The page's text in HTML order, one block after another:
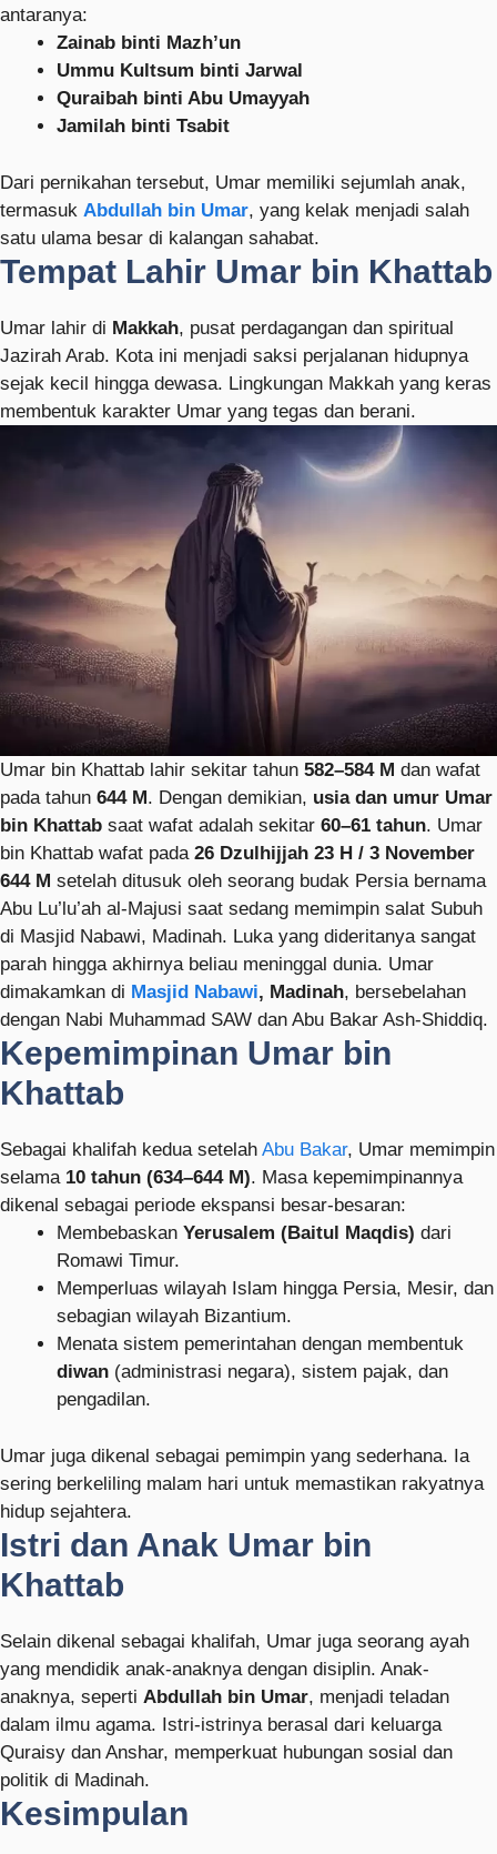
antaranya:
Zainab binti Mazh’un
Ummu Kultsum binti Jarwal
Quraibah binti Abu Umayyah
Jamilah binti Tsabit
Dari pernikahan tersebut, Umar memiliki sejumlah anak,
termasuk Abdullah bin Umar, yang kelak menjadi salah
satu ulama besar di kalangan sahabat.
Tempat Lahir Umar bin Khattab
Umar lahir di Makkah, pusat perdagangan dan spiritual
Jazirah Arab. Kota ini menjadi saksi perjalanan hidupnya
sejak kecil hingga dewasa. Lingkungan Makkah yang keras
membentuk karakter Umar yang tegas dan berani.
Umar bin Khattab lahir sekitar tahun 582–584 M dan wafat
pada tahun 644 M . Dengan demikian, usia dan umur Umar
bin Khattab saat wafat adalah sekitar 60–61 tahun. Umar
bin Khattab wafat pada 26 Dzulhijjah 23 H / 3 November
644 M setelah ditusuk oleh seorang budak Persia bernama
Abu Lu’lu’ah al-Majusi saat sedang memimpin salat Subuh
di Masjid Nabawi, Madinah. Luka yang dideritanya sangat
parah hingga akhirnya beliau meninggal dunia. Umar
dimakamkan di Masjid Nabawi, Madinah, bersebelahan
dengan Nabi Muhammad SAW dan Abu Bakar Ash-Shiddiq.
Kepemimpinan Umar bin
Khattab
Sebagai khalifah kedua setelah Abu Bakar, Umar memimpin
selama 10 tahun (634–644 M). Masa kepemimpinannya
dikenal sebagai periode ekspansi besar-besaran:
Membebaskan Yerusalem (Baitul Maqdis) dari
Romawi Timur.
Memperluas wilayah Islam hingga Persia, Mesir, dan
sebagian wilayah Bizantium.
Menata sistem pemerintahan dengan membentuk
diwan (administrasi negara), sistem pajak, dan
pengadilan.
Umar juga dikenal sebagai pemimpin yang sederhana. Ia
sering berkeliling malam hari untuk memastikan rakyatnya
hidup sejahtera.
Istri dan Anak Umar bin
Khattab
Selain dikenal sebagai khalifah, Umar juga seorang ayah
yang mendidik anak-anaknya dengan disiplin. Anak-
anaknya, seperti Abdullah bin Umar, menjadi teladan
dalam ilmu agama. Istri-istrinya berasal dari keluarga
Quraisy dan Anshar, memperkuat hubungan sosial dan
politik di Madinah.
Kesimpulan